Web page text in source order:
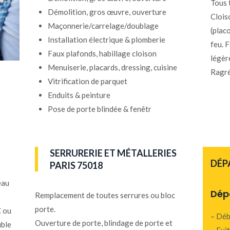
Démolition, gros œuvre, ouverture
Maçonnerie/carrelage/doublage
Installation électrique & plomberie
Faux plafonds, habillage cloison
Menuiserie, placards, dressing, cuisine
Vitrification de parquet
Enduits & peinture
Pose de porte blindée & fenêtr
Tous
feu.
ou
SERRURERIE ET MÉTALLERIES
PARIS 75018
Remplacement de toutes serrures ou bloc
porte.
Ouverture de porte, blindage de porte et
–